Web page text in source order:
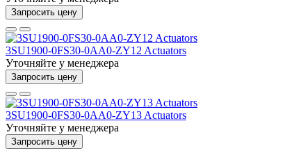
Запросить цену
3SU1900-0FS30-0AA0-ZY12 Actuators
Уточняйте у менеджера
Запросить цену
3SU1900-0FS30-0AA0-ZY13 Actuators
Уточняйте у менеджера
Запросить цену